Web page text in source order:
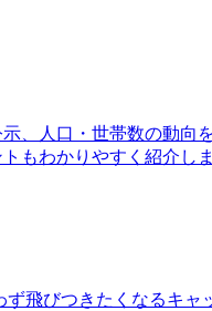
、人口・世帯数の動向
もわかりやすく紹介しま
飛びつきたくなるキ